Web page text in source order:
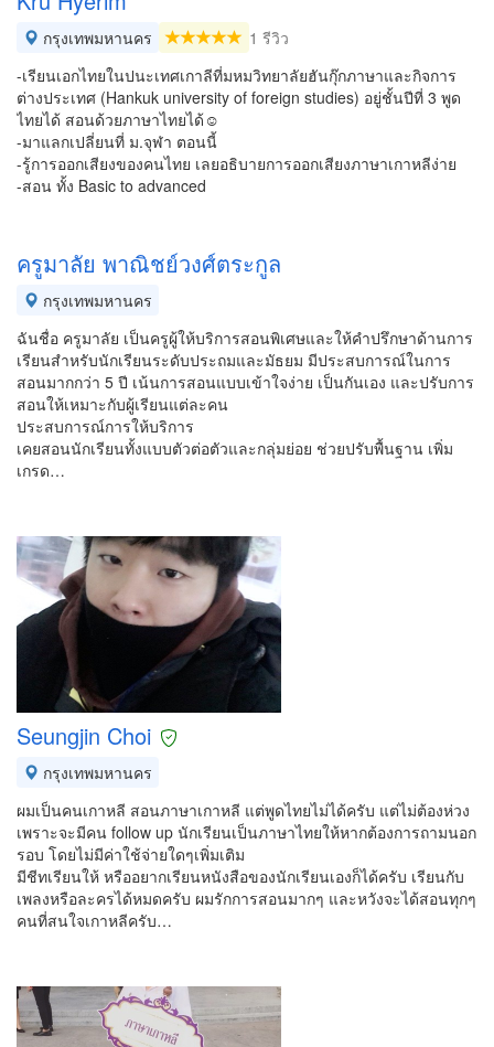
กรุงเทพมหานคร
1 รีวิว
-เรียนเอกไทยในปนะเทศเกาลีที่มหมวิทยาลัยฮันกุ๊กภาษาและกิจการ
ต่างประเทศ (Hankuk university of foreign studies) อยู่ชั้นปีที่ 3 พูด
ไทยได้ สอนด้วยภาษาไทยได้☺️
-มาแลกเปลี่ยนที่ ม.จุฬา ตอนนี้
-รู้การออกเสียงของคนไทย เลยอธิบายการออกเสียงภาษาเกาหลีง่าย
-สอน ทั้ง Basic to advanced
ครูมาลัย พาณิชย์วงศ์ตระกูล
กรุงเทพมหานคร
ฉันชื่อ ครูมาลัย เป็นครูผู้ให้บริการสอนพิเศษและให้คำปรึกษาด้านการ
เรียนสำหรับนักเรียนระดับประถมและมัธยม มีประสบการณ์ในการ
สอนมากกว่า 5 ปี เน้นการสอนแบบเข้าใจง่าย เป็นกันเอง และปรับการ
สอนให้เหมาะกับผู้เรียนแต่ละคน
ประสบการณ์การให้บริการ
เคยสอนนักเรียนทั้งแบบตัวต่อตัวและกลุ่มย่อย ช่วยปรับพื้นฐาน เพิ่ม
เกรด…
Seungjin Choi
กรุงเทพมหานคร
ผมเป็นคนเกาหลี สอนภาษาเกาหลี แต่พูดไทยไม่ได้ครับ แต่ไม่ต้องห่วง
เพราะจะมีคน follow up นักเรียนเป็นภาษาไทยให้หากต้องการถามนอก
รอบ โดยไม่มีค่าใช้จ่ายใดๆเพิ่มเติม
มีชีทเรียนให้ หรืออยากเรียนหนังสือของนักเรียนเองก็ได้ครับ เรียนกับ
เพลงหรือละครได้หมดครับ ผมรักการสอนมากๆ และหวังจะได้สอนทุกๆ
คนที่สนใจเกาหลีครับ…